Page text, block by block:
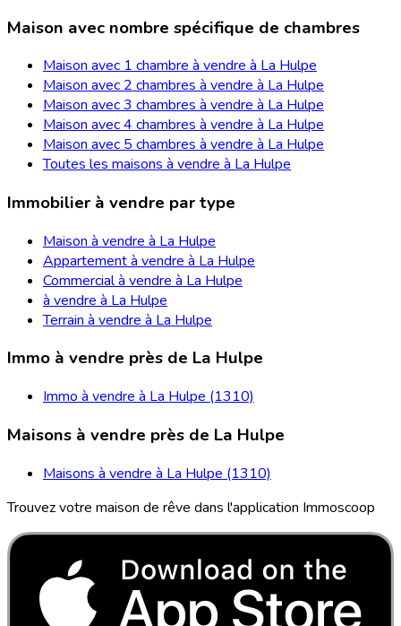
Maison avec nombre spécifique de chambres
Maison avec 1 chambre à vendre à La Hulpe
Maison avec 2 chambres à vendre à La Hulpe
Maison avec 3 chambres à vendre à La Hulpe
Maison avec 4 chambres à vendre à La Hulpe
Maison avec 5 chambres à vendre à La Hulpe
Toutes les maisons à vendre à La Hulpe
Immobilier à vendre par type
Maison à vendre à La Hulpe
Appartement à vendre à La Hulpe
Commercial à vendre à La Hulpe
à vendre à La Hulpe
Terrain à vendre à La Hulpe
Immo à vendre près de La Hulpe
Immo à vendre à La Hulpe (1310)
Maisons à vendre près de La Hulpe
Maisons à vendre à La Hulpe (1310)
Trouvez votre maison de rêve dans l'application Immoscoop